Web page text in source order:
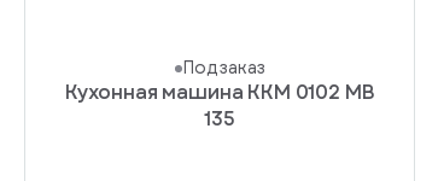
Под заказ
Кухонная машина KKM 0102 MB
135